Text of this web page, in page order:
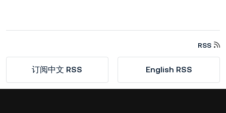
RSS
English RSS
订阅中文 RSS